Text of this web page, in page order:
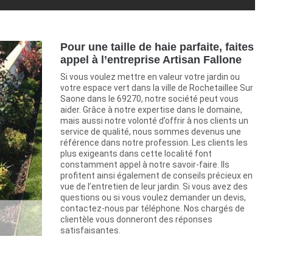
Pour une taille de haie parfaite, faites
appel à l’entreprise Artisan Fallone
Si vous voulez mettre en valeur votre jardin ou
votre espace vert dans la ville de Rochetaillee Sur
Saone dans le 69270, notre société peut vous
aider. Grâce à notre expertise dans le domaine,
mais aussi notre volonté d’offrir à nos clients un
service de qualité, nous sommes devenus une
référence dans notre profession. Les clients les
plus exigeants dans cette localité font
constamment appel à notre savoir-faire. Ils
profitent ainsi également de conseils précieux en
vue de l’entretien de leur jardin. Si vous avez des
questions ou si vous voulez demander un devis,
contactez-nous par téléphone. Nos chargés de
clientèle vous donneront des réponses
satisfaisantes.